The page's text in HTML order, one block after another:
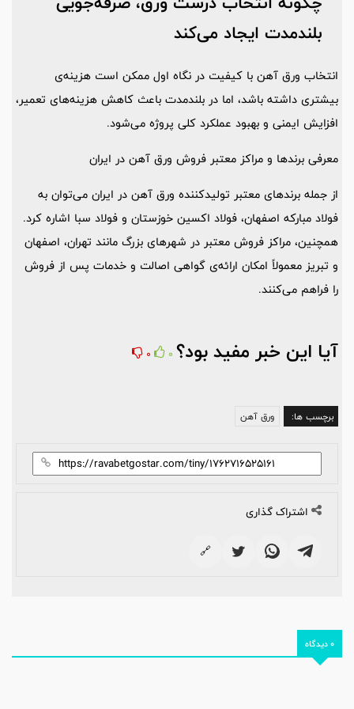
بلندمدت ایجاد می‌کند
انتخاب ورق آهن با کیفیت در نگاه اول ممکن است هزینه‌ی
بیشتری داشته باشد، اما در بلندمدت باعث کاهش هزینه‌های تعمیر،
افزایش ایمنی و بهبود عملکرد کلی پروژه می‌شود.
معرفی برندها و مراکز معتبر فروش ورق آهن در ایران
از جمله برندهای معتبر تولیدکننده ورق آهن در ایران می‌توان به
فولاد مبارکه اصفهان، فولاد اکسین خوزستان و فولاد سبا اشاره کرد.
همچنین، مراکز فروش معتبر در شهرهای بزرگ مانند تهران، اصفهان
و تبریز معمولاً امکان ارائه‌ی گواهی اصالت و خدمات پس از فروش
را فراهم می‌کنند.
آیا این خبر مفید بود؟ 0
0
برچسب ها: ورق آهن
اشتراک گذاری
🔗
0 دیدگاه